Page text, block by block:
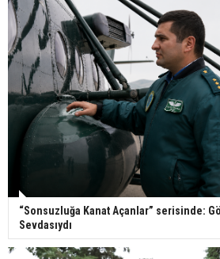
“Sonsuzluğa Kanat Açanlar” serisinde:
Sevdasıydı